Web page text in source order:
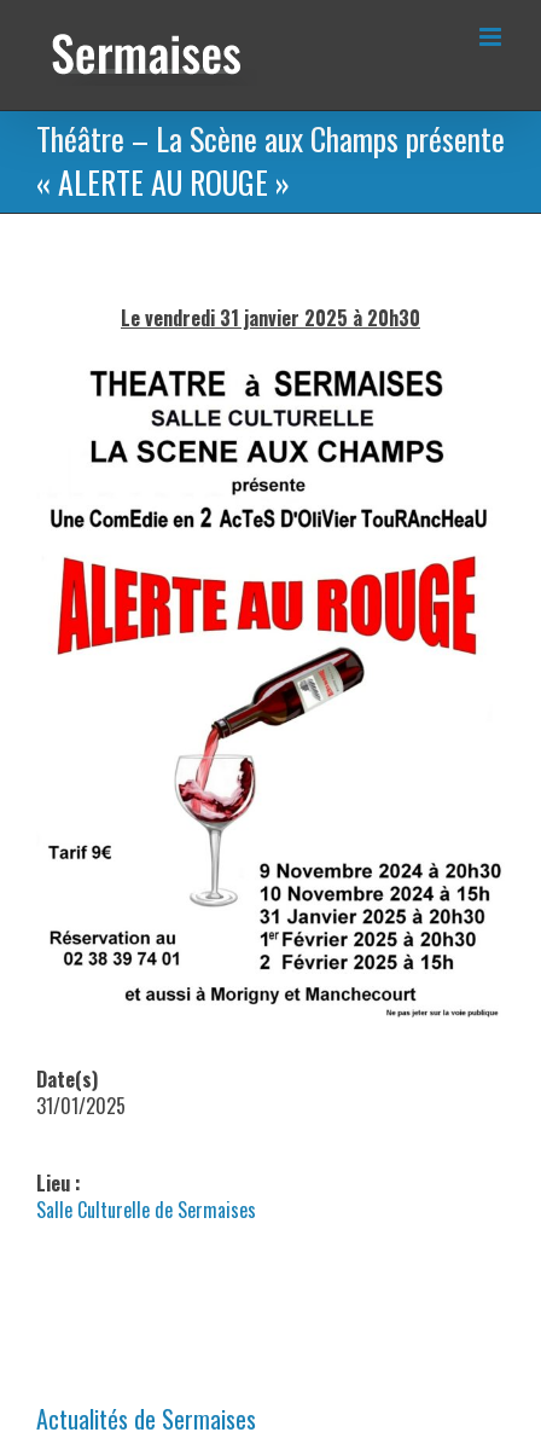
contenu
Théâtre – La Scène aux Champs présente
« ALERTE AU ROUGE »
Le vendredi 31 janvier 2025 à 20h30
Date(s)
31/01/2025
Lieu :
Salle Culturelle de Sermaises
Actualités de Sermaises